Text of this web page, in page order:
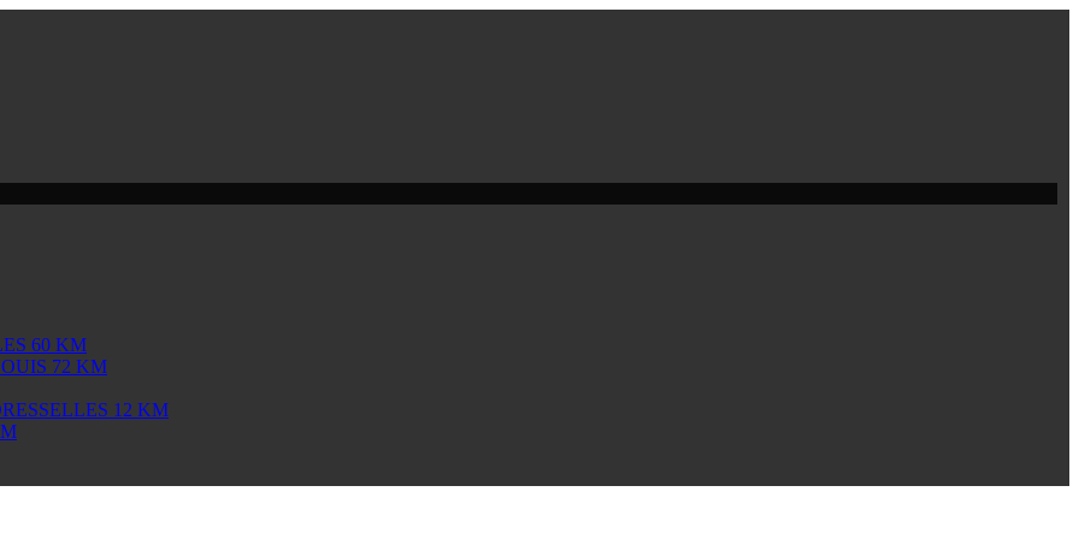
60 KM
72 KM
12 KM